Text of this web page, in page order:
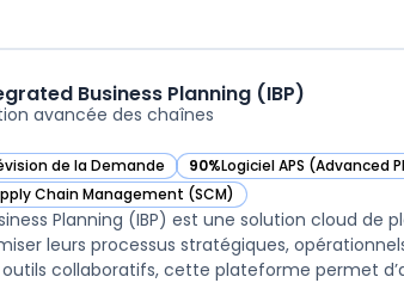
Business Planning (IBP)
avancée des chaînes
de la Demande
Business Planning (IBP) dans cette catégorie
90%Logiciel APS (Advanced
— voir SAP Integrated
Chain Management (SCM)
Business Planning (IBP) dans cette catégorie
Planning (IBP) est une solution cloud
leurs processus stratégiques,
collaboratifs, cette plateforme permet